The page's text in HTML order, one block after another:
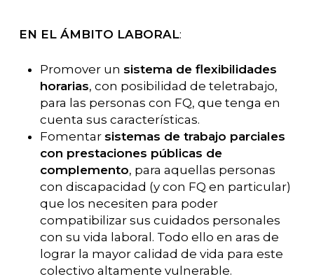
EN EL ÁMBITO LABORAL:
Promover un sistema de flexibilidades
horarias, con posibilidad de teletrabajo,
para las personas con FQ, que tenga en
cuenta sus características.
Fomentar sistemas de trabajo parciales
con prestaciones públicas de
complemento, para aquellas personas
con discapacidad (y con FQ en particular)
que los necesiten para poder
compatibilizar sus cuidados personales
con su vida laboral. Todo ello en aras de
lograr la mayor calidad de vida para este
colectivo altamente vulnerable.